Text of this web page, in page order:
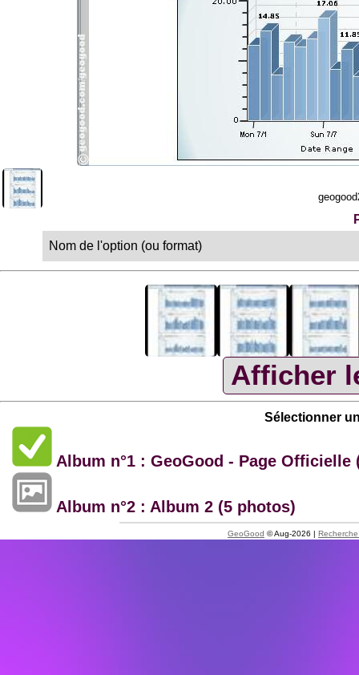
Nom de l'option (ou format)
Sélectionner
Album n°1 : GeoGood - Page Officielle
Album n°2 : Album 2 (5 photos)
GeoGood © Aug-2026 |